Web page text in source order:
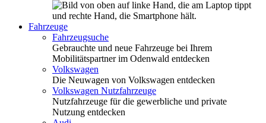
Fahrzeuge
Fahrzeugsuche
Gebrauchte und neue Fahrzeuge bei Ihrem
Mobilitätspartner im Odenwald entdecken
Volkswagen
Die Neuwagen von Volkswagen entdecken
Volkswagen Nutzfahrzeuge
Nutzfahrzeuge für die gewerbliche und private
Nutzung entdecken